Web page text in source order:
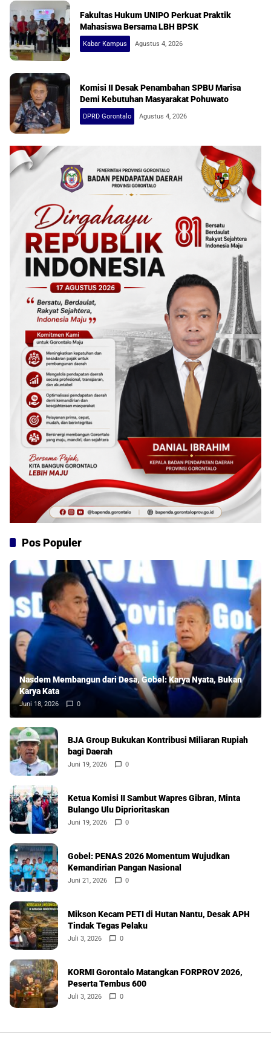
Fakultas Hukum UNIPO Perkuat Praktik
Mahasiswa Bersama LBH BPSK
Kabar Kampus Agustus 4, 2026
Komisi II Desak Penambahan SPBU Marisa
Demi Kebutuhan Masyarakat Pohuwato
DPRD Gorontalo Agustus 4, 2026
Pos Populer
Nasdem Membangun dari Desa, Gobel: Karya Nyata, Bukan
Karya Kata
Juni 18, 2026 0
BJA Group Bukukan Kontribusi Miliaran Rupiah
bagi Daerah
Juni 19, 2026 0
Ketua Komisi II Sambut Wapres Gibran, Minta
Bulango Ulu Diprioritaskan
Juni 19, 2026 0
Gobel: PENAS 2026 Momentum Wujudkan
Kemandirian Pangan Nasional
Juni 21, 2026 0
Mikson Kecam PETI di Hutan Nantu, Desak APH
Tindak Tegas Pelaku
Juli 3, 2026 0
KORMI Gorontalo Matangkan FORPROV 2026,
Peserta Tembus 600
Juli 3, 2026 0